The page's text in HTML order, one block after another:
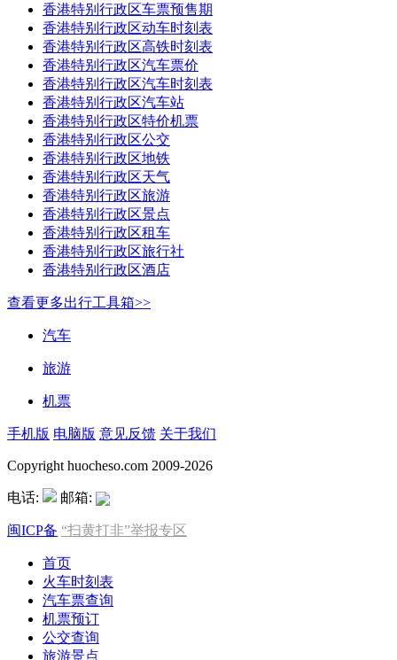
香港特别行政区车票预售期
香港特别行政区动车时刻表
香港特别行政区高铁时刻表
香港特别行政区汽车票价
香港特别行政区汽车时刻表
香港特别行政区汽车站
香港特别行政区特价机票
香港特别行政区公交
香港特别行政区地铁
香港特别行政区天气
香港特别行政区旅游
香港特别行政区景点
香港特别行政区租车
香港特别行政区旅行社
香港特别行政区酒店
查看更多出行工具箱>>
汽车
旅游
机票
手机版 电脑版 意见反馈 关于我们
Copyright huocheso.com 2009-2026
电话: 邮箱:
闽ICP备 “扫黄打非”举报专区
首页
火车时刻表
汽车票查询
机票预订
公交查询
旅游景点